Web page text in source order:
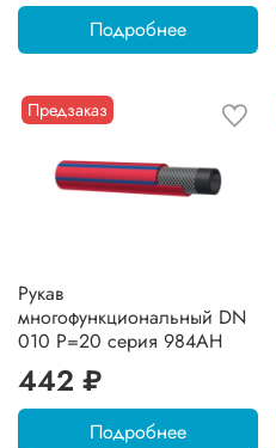
Подробнее
Предзаказ
Рукав
многофункциональный DN
010 P=20 серия 984AH
442 ₽
Подробнее